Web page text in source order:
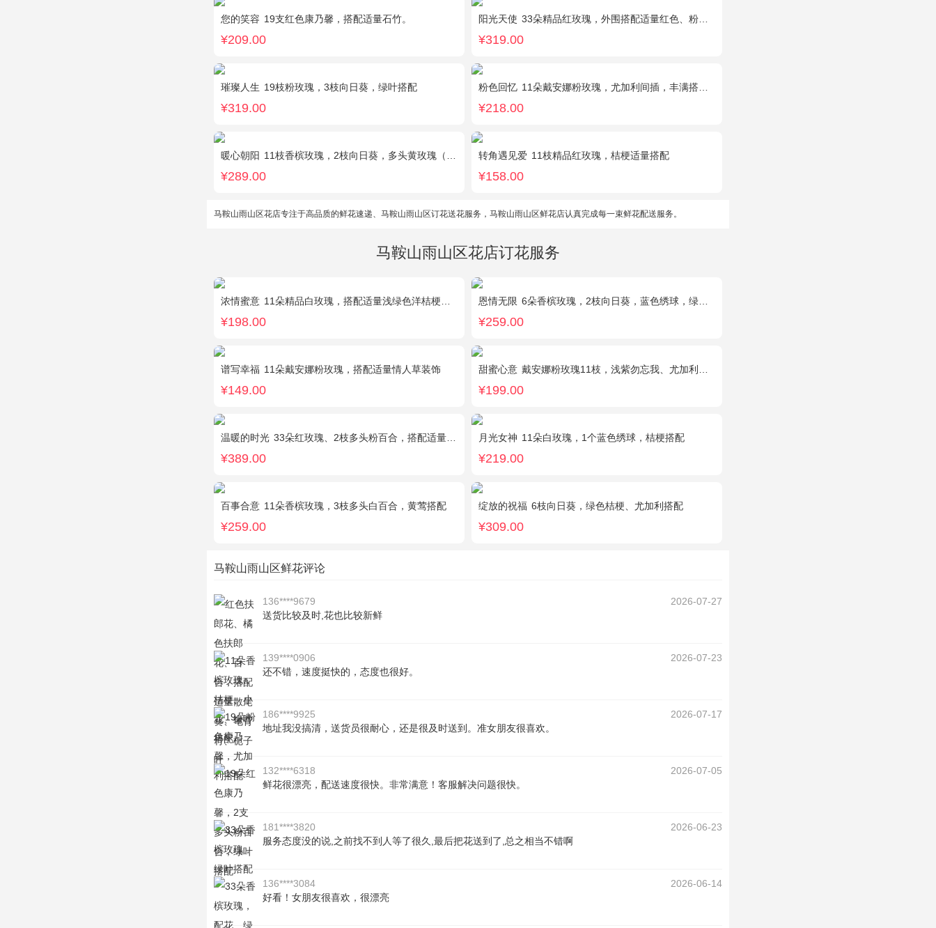
您的笑容 19支红色康乃馨，搭配适量石竹。
¥209.00
阳光天使 33朵精品红玫瑰，外围搭配适量红色、粉色、白色石竹梅。
¥319.00
璀璨人生 19枝粉玫瑰，3枝向日葵，绿叶搭配
¥319.00
粉色回忆 11朵戴安娜粉玫瑰，尤加利间插，丰满搭配绿叶
¥218.00
暖心朝阳 11枝香槟玫瑰，2枝向日葵，多头黄玫瑰（或类似配材替换）、桔梗搭配
¥289.00
转角遇见爱 11枝精品红玫瑰，桔梗适量搭配
¥158.00
马鞍山雨山区花店专注于高品质的鲜花速递、马鞍山雨山区订花送花服务，马鞍山雨山区鲜花店认真完成每一束鲜花配送服务。
马鞍山雨山区花店订花服务
浓情蜜意 11朵精品白玫瑰，搭配适量浅绿色洋桔梗、书带草、黄莺。
¥198.00
恩情无限 6朵香槟玫瑰，2枝向日葵，蓝色绣球，绿色桔梗、绿叶搭配
¥259.00
谱写幸福 11朵戴安娜粉玫瑰，搭配适量情人草装饰
¥149.00
甜蜜心意 戴安娜粉玫瑰11枝，浅紫勿忘我、尤加利搭配
¥199.00
温暖的时光 33朵红玫瑰、2枝多头粉百合，搭配适量黄莺草、栀子叶间插。
¥389.00
月光女神 11朵白玫瑰，1个蓝色绣球，桔梗搭配
¥219.00
百事合意 11朵香槟玫瑰，3枝多头白百合，黄莺搭配
¥259.00
绽放的祝福 6枝向日葵，绿色桔梗、尤加利搭配
¥309.00
马鞍山雨山区鲜花评论
136****9679
2026-07-27
送货比较及时,花也比较新鲜
139****0906
2026-07-23
还不错，速度挺快的，态度也很好。
186****9925
2026-07-17
地址我没搞清，送货员很耐心，还是很及时送到。准女朋友很喜欢。
132****6318
2026-07-05
鲜花很漂亮，配送速度很快。非常满意！客服解决问题很快。
181****3820
2026-06-23
服务态度没的说,之前找不到人等了很久,最后把花送到了,总之相当不错啊
136****3084
2026-06-14
好看！女朋友很喜欢，很漂亮